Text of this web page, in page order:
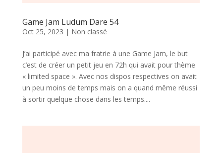
Game Jam Ludum Dare 54
Oct 25, 2023 | Non classé
J’ai participé avec ma fratrie à une Game Jam, le but
c’est de créer un petit jeu en 72h qui avait pour thème
« limited space ». Avec nos dispos respectives on avait
un peu moins de temps mais on a quand même réussi
à sortir quelque chose dans les temps....